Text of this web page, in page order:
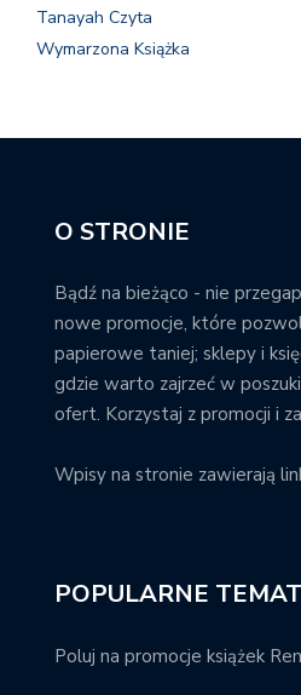
Tanayah Czyta
Wymarzona Książka
O STRONIE
Bądź na bieżąco - nie
nowe promocje, które
papierowe taniej; sklepy i
gdzie warto zajrzeć w
ofert. Korzystaj z promocji i
Wpisy na stronie zawierają
POPULARNE
Poluj na promocje książek